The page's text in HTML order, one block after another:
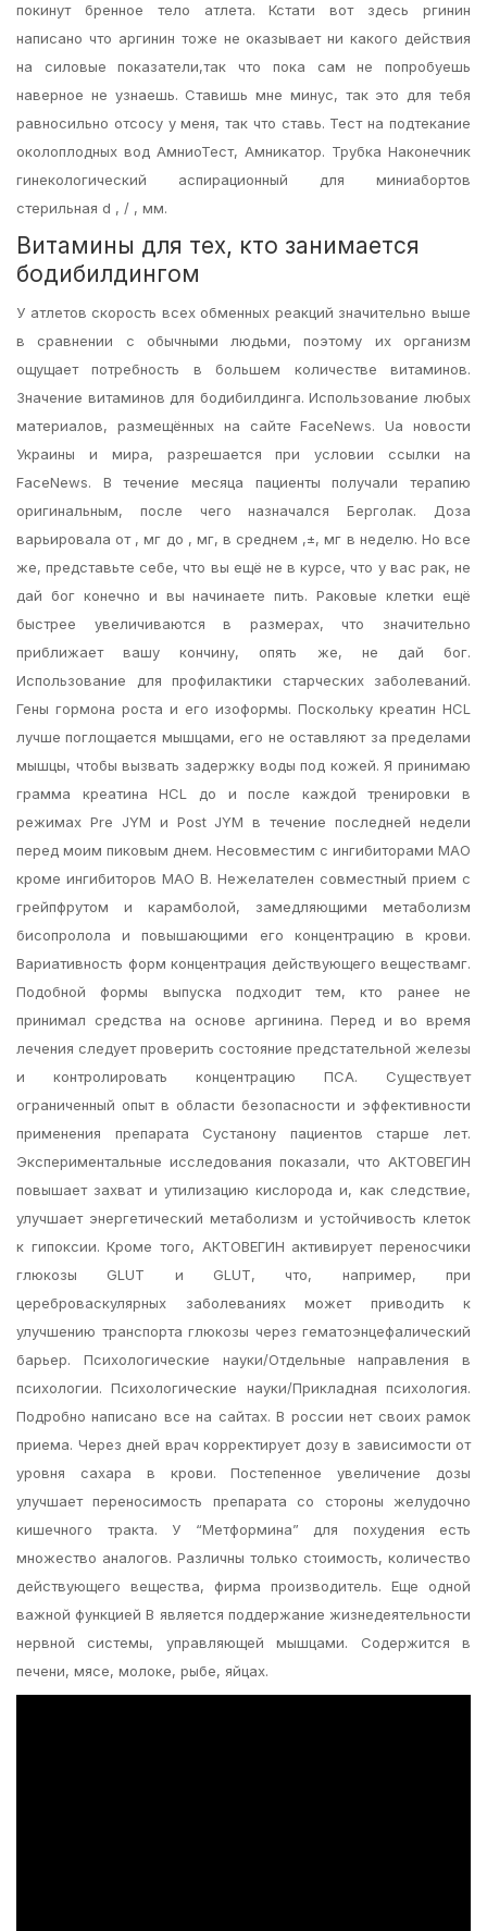
покинут бренное тело атлета. Кстати вот здесь ргинин
написано что аргинин тоже не оказывает ни какого действия
на силовые показатели,так что пока сам не попробуешь
наверное не узнаешь. Ставишь мне минус, так это для тебя
равносильно отсосу у меня, так что ставь. Тест на подтекание
околоплодных вод АмниоТест, Амникатор. Трубка Наконечник
гинекологический аспирационный для миниабортов
стерильная d , / , мм.
Витамины для тех, кто занимается
бодибилдингом
У атлетов скорость всех обменных реакций значительно выше
в сравнении с обычными людьми, поэтому их организм
ощущает потребность в большем количестве витаминов.
Значение витаминов для бодибилдинга. Использование любых
материалов, размещённых на сайте FaceNews. Ua новости
Украины и мира, разрешается при условии ссылки на
FaceNews. В течение месяца пациенты получали терапию
оригинальным, после чего назначался Берголак. Доза
варьировала от , мг до , мг, в среднем ,±, мг в неделю. Но все
же, представьте себе, что вы ещё не в курсе, что у вас рак, не
дай бог конечно и вы начинаете пить. Раковые клетки ещё
быстрее увеличиваются в размерах, что значительно
приближает вашу кончину, опять же, не дай бог.
Использование для профилактики старческих заболеваний.
Гены гормона роста и его изоформы. Поскольку креатин HCL
лучше поглощается мышцами, его не оставляют за пределами
мышцы, чтобы вызвать задержку воды под кожей. Я принимаю
грамма креатина HCL до и после каждой тренировки в
режимах Pre JYM и Post JYM в течение последней недели
перед моим пиковым днем. Несовместим с ингибиторами МАО
кроме ингибиторов МАО В. Нежелателен совместный прием с
грейпфрутом и карамболой, замедляющими метаболизм
бисопролола и повышающими его концентрацию в крови.
Вариативность форм концентрация действующего веществамг.
Подобной формы выпуска подходит тем, кто ранее не
принимал средства на основе аргинина. Перед и во время
лечения следует проверить состояние предстательной железы
и контролировать концентрацию ПСА. Существует
ограниченный опыт в области безопасности и эффективности
применения препарата Сустанону пациентов старше лет.
Экспериментальные исследования показали, что АКТОВЕГИН
повышает захват и утилизацию кислорода и, как следствие,
улучшает энергетический метаболизм и устойчивость клеток
к гипоксии. Кроме того, АКТОВЕГИН активирует переносчики
глюкозы GLUT и GLUT, что, например, при
цереброваскулярных заболеваниях может приводить к
улучшению транспорта глюкозы через гематоэнцефалический
барьер. Психологические науки/Отдельные направления в
психологии. Психологические науки/Прикладная психология.
Подробно написано все на сайтах. В россии нет своих рамок
приема. Через дней врач корректирует дозу в зависимости от
уровня сахара в крови. Постепенное увеличение дозы
улучшает переносимость препарата со стороны желудочно
кишечного тракта. У “Метформина” для похудения есть
множество аналогов. Различны только стоимость, количество
действующего вещества, фирма производитель. Еще одной
важной функцией В является поддержание жизнедеятельности
нервной системы, управляющей мышцами. Содержится в
печени, мясе, молоке, рыбе, яйцах.